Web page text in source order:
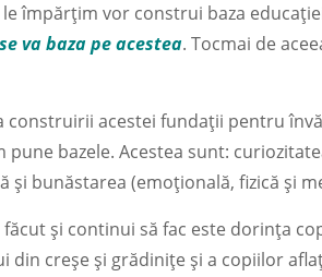
împărțim vor construi baza
va baza pe acestea. Tocmai de
acestei fundații pentru
bazele. Acestea sunt:
bunăstarea (emoțională, fizică și
și continui să fac este dorința
creșe și grădinițe și a copiilor